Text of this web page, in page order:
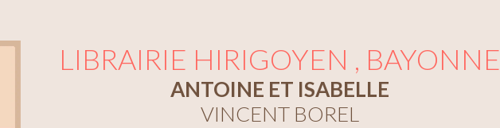
LIBRAIRIE HIRIGOYEN , BAYONNE
ANTOINE ET ISABELLE
VINCENT BOREL